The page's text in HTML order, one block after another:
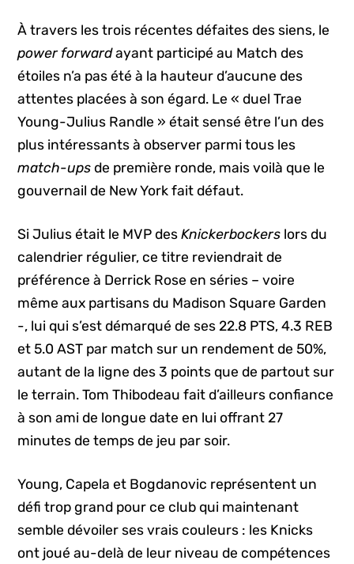
À travers les trois récentes défaites des siens, le
power forwardayant participé au Match des
étoiles n’a pas été à la hauteur d’aucune des
attentes placées à son égard. Le « duel Trae
Young-Julius Randle » était sensé être l’un des
plus intéressants à observer parmi tous les
match-ups de première ronde, mais voilà que le
gouvernail de New York fait défaut.
Si Julius était le MVP desKnickerbockers lors du
calendrier régulier, ce titre reviendrait de
préférence à Derrick Rose en séries – voire
même aux partisans du Madison Square Garden
-, lui qui s’est démarqué de ses 22.8 PTS, 4.3 REB
et 5.0 AST par match sur un rendement de 50%,
autant de la ligne des 3 points que de partout sur
le terrain. Tom Thibodeau fait d’ailleurs confiance
à son ami de longue date en lui offrant 27
minutes de temps de jeu par soir.
Young, Capela et Bogdanovic représentent un
défi trop grand pour ce club qui maintenant
semble dévoiler ses vrais couleurs : les Knicks
ont joué au-delà de leur niveau de compétences